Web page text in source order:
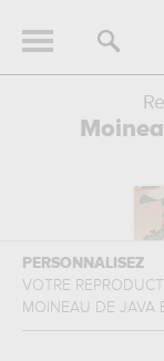
PERSONNALISEZ
VOTRE
MOINEAU DE JAVA